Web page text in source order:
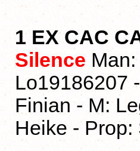
1 EX CAC
Silence
Lo19186207
Finian - M:
Heike -